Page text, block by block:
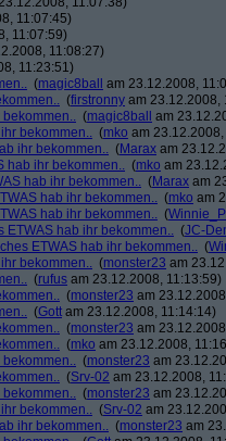
11:07:45)
11:07:59)
11:08:27)
11:23:51)
(magic8ball
am 23.12.2008,
(firstronny am 23.12.2008,
(magic8ball
am
bekommen.. (mko am
ihr bekommen.. (Marax am
hab ihr bekommen.. (mko am
hab ihr bekommen.. (Marax am
hab ihr bekommen.. (mko am
hab ihr bekommen.. (
ETWAS hab ihr bekommen.. (JC-
ETWAS hab ihr bekommen.. (
bekommen.. (monster23 am
(rufus am 23.12.2008, 11:13:59)
(monster23 am
(Gott am 23.12.2008, 11:14:14)
(monster23 am
(mko am 23.12.2008,
(monster23 am
(Srv-02 am 23.12.2008,
(monster23 am
bekommen.. (Srv-02 am
ihr bekommen.. (monster23 am